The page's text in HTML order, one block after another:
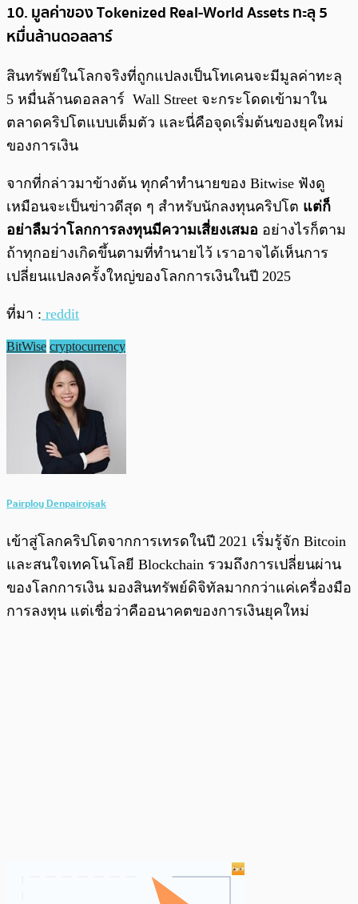
10. มูลค่าของ Tokenized Real-World Assets ทะลุ 5
หมื่นล้านดอลลาร์
สินทรัพย์ในโลกจริงที่ถูกแปลงเป็นโทเคนจะมีมูลค่าทะลุ
5 หมื่นล้านดอลลาร์ Wall Street จะกระโดดเข้ามาใน
ตลาดคริปโตแบบเต็มตัว และนี่คือจุดเริ่มต้นของยุคใหม่
ของการเงิน
จากที่กล่าวมาข้างต้น ทุกคำทำนายของ Bitwise ฟังดู
เหมือนจะเป็นข่าวดีสุด ๆ สำหรับนักลงทุนคริปโต แต่ก็
อย่าลืมว่าโลกการลงทุนมีความเสี่ยงเสมอ อย่างไรก็ตาม
ถ้าทุกอย่างเกิดขึ้นตามที่ทำนายไว้ เราอาจได้เห็นการ
เปลี่ยนแปลงครั้งใหญ่ของโลกการเงินในปี 2025
ที่มา : reddit
BitWise cryptocurrency
Pairploy Denpairojsak
เข้าสู่โลกคริปโตจากการเทรดในปี 2021 เริ่มรู้จัก Bitcoin
และสนใจเทคโนโลยี Blockchain รวมถึงการเปลี่ยนผ่าน
ของโลกการเงิน มองสินทรัพย์ดิจิทัลมากกว่าแค่เครื่องมือ
การลงทุน แต่เชื่อว่าคืออนาคตของการเงินยุคใหม่